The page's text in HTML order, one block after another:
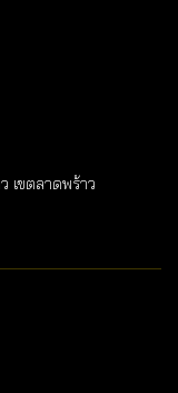
เขตลาดพร้าว